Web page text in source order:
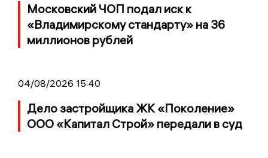
Московский ЧОП подал иск к
«Владимирскому стандарту» на 36
миллионов рублей
04/08/2026 15:40
Дело застройщика ЖК «Поколение»
ООО «Капитал Строй» передали в суд